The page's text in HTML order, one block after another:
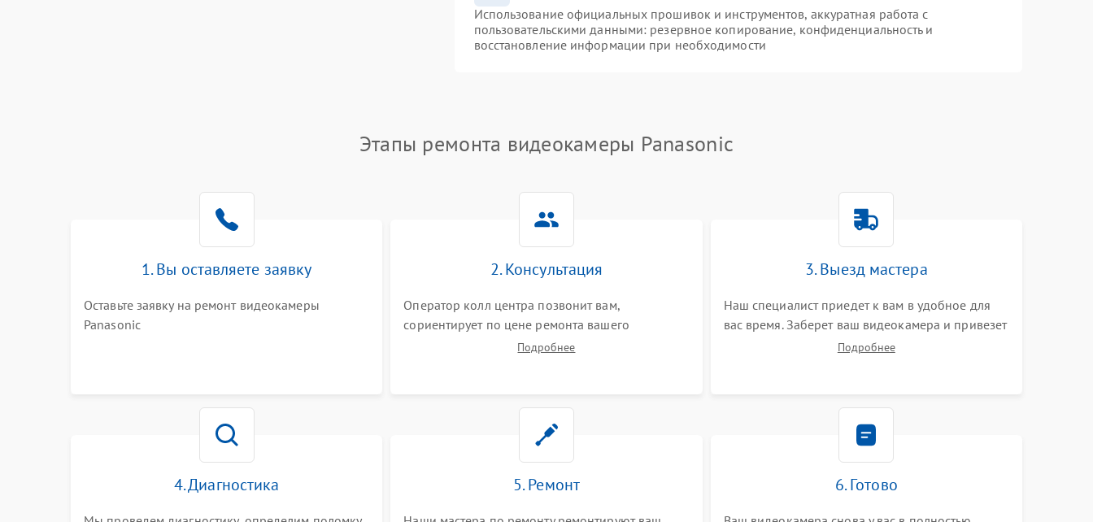
Использование официальных прошивок и инструментов, аккуратная работа с
пользовательскими данными: резервное копирование, конфиденциальность и
восстановление информации при необходимости
Этапы ремонта видеокамеры Panasonic
1. Вы оставляете заявку
Оставьте заявку на ремонт видеокамеры
Panasonic
2. Консультация
Оператор колл центра позвонит вам,
сориентирует по цене ремонта вашего
видеокамеры а также ответит на все ваши
Подробнее
3. Выезд мастера
Наш специалист приедет к вам в удобное для
вас время. Заберет ваш видеокамера и привезет
на склад для диагностики.
Подробнее
4. Диагностика 5. Ремонт 6. Готово